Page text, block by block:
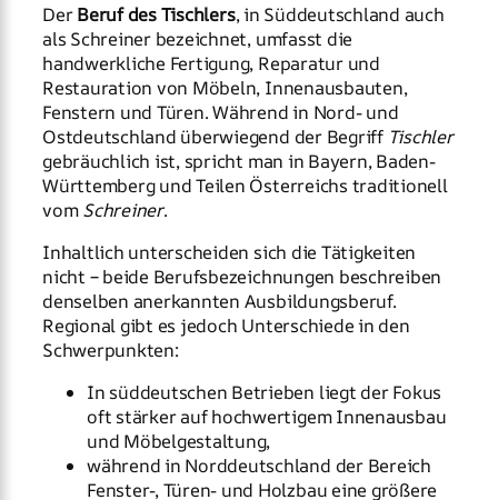
DerBeruf des Tischlers, in Süddeutschland auch
als Schreiner bezeichnet, umfasst die
handwerkliche Fertigung, Reparatur und
Restauration von Möbeln, Innenausbauten,
Fenstern und Türen. Während in Nord- und
Ostdeutschland überwiegend der Begriff Tischler
gebräuchlich ist, spricht man in Bayern, Baden-
Württemberg und Teilen Österreichs traditionell
vomSchreiner.
Inhaltlich unterscheiden sich die Tätigkeiten
nicht – beide Berufsbezeichnungen beschreiben
denselben anerkannten Ausbildungsberuf.
Regional gibt es jedoch Unterschiede in den
Schwerpunkten:
In süddeutschen Betrieben liegt der Fokus
oft stärker auf hochwertigem Innenausbau
und Möbelgestaltung,
während in Norddeutschland der Bereich
Fenster-, Türen- und Holzbau eine größere